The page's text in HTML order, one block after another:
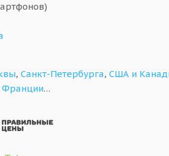
, Санкт-Петербурга, США и
Франции…